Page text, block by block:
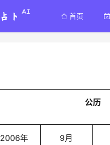
首页
公历
2006年 9月